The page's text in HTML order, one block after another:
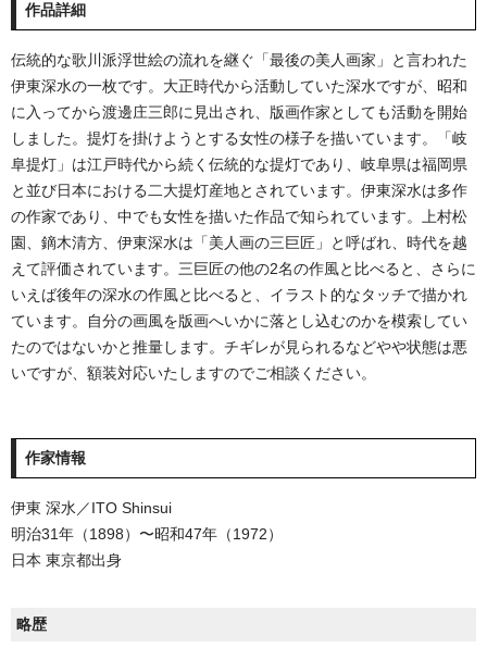
作品詳細
伝統的な歌川派浮世絵の流れを継ぐ「最後の美人画家」と言われた
伊東深水の一枚です。大正時代から活動していた深水ですが、昭和
に入ってから渡邊庄三郎に見出され、版画作家としても活動を開始
しました。提灯を掛けようとする女性の様子を描いています。「岐
阜提灯」は江戸時代から続く伝統的な提灯であり、岐阜県は福岡県
と並び日本における二大提灯産地とされています。伊東深水は多作
の作家であり、中でも女性を描いた作品で知られています。上村松
園、鏑木清方、伊東深水は「美人画の三巨匠」と呼ばれ、時代を越
えて評価されています。三巨匠の他の2名の作風と比べると、さらに
いえば後年の深水の作風と比べると、イラスト的なタッチで描かれ
ています。自分の画風を版画へいかに落とし込むのかを模索してい
たのではないかと推量します。チギレが見られるなどやや状態は悪
いですが、額装対応いたしますのでご相談ください。
作家情報
伊東 深水／ITO Shinsui
明治31年（1898）〜昭和47年（1972）
日本 東京都出身
略歴